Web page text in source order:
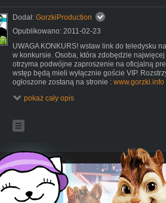
Dodał: GorzkiProduction
Opublikowano: 2011-02-23
UWAGA KONKURS! wstaw link do teledysku
w konkursie. Osoba, która zdobędzie
otrzyma podwójne zaproszenie na oficjalną
wstęp będą mieli wyłącznie goście VIP.
ogłoszone zostaną na stronie : www.gorzki.info
Tytuł utworu: Bóg Lansu
Tekst: Krzysztof Gorzkiewicz, Mariusz
teledysk: Nasty Bicz (scenariusz i reżyseria:
Urban, Konrad Kopycki)
TOCCI VARIACCI to grupa tworzona przez
(www.gorzki.info), GrooveBusterz (
pokaż cały opis